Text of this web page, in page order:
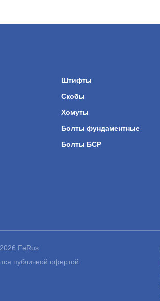
Штифты
Скобы
Хомуты
Болты фундаментные
Болты БСР
FeRus
публичной офертой